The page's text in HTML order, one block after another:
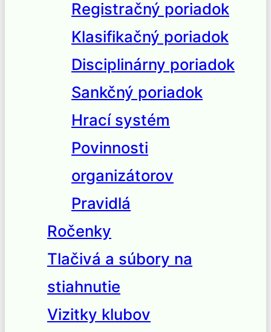
Registračný poriadok
Klasifikačný poriadok
Disciplinárny poriadok
Sankčný poriadok
Hrací systém
Povinnosti
organizátorov
Pravidlá
Ročenky
Tlačivá a súbory na
stiahnutie
Vizitky klubov